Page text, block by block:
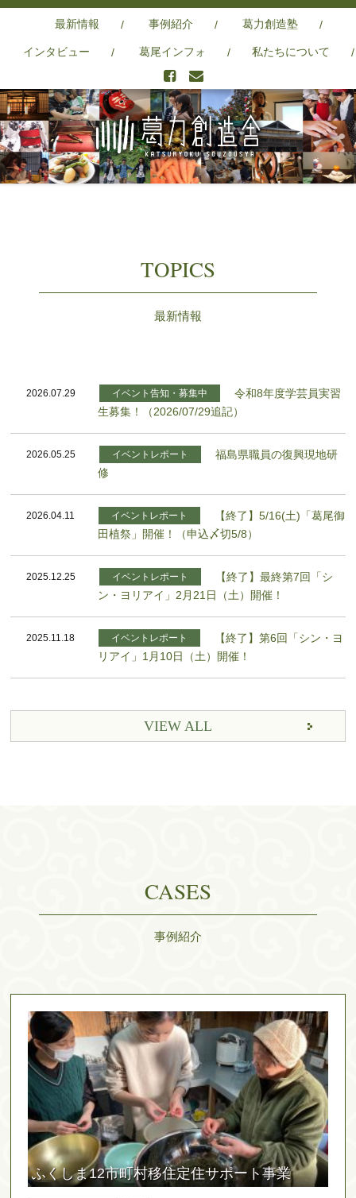
最新情報 事例紹介 葛力創造塾
インタビュー 葛尾インフォ 私たちについて
TOPICS
最新情報
2026.07.29 イベント告知・募集中
令和8年度学芸員実習
生募集！（2026/07/29追記）
2026.05.25 イベントレポート
福島県職員の復興現地研
修
2026.04.11 イベントレポート
【終了】5/16(土)「葛尾御
田植祭」開催！（申込〆切5/8）
2025.12.25 イベントレポート
【終了】最終第7回「シ
ン・ヨリアイ」2月21日（土）開催！
2025.11.18 イベントレポート
【終了】第6回「シン・ヨ
リアイ」1月10日（土）開催！
VIEW ALL
CASES
事例紹介
ふくしま12市町村移住定住サポート事業